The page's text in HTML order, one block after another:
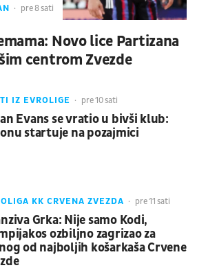
pre 8 sati
Novo lice Partizana
centrom Zvezde
IZ EVROLIGE pre 10 sati
Evans se vratio u bivši klub:
startuje na pozajmici
KK CRVENA ZVEZDA pre 11 sati
Grka: Nije samo Kodi,
ozbiljno zagrizao za
od najboljih košarkaša Crvene